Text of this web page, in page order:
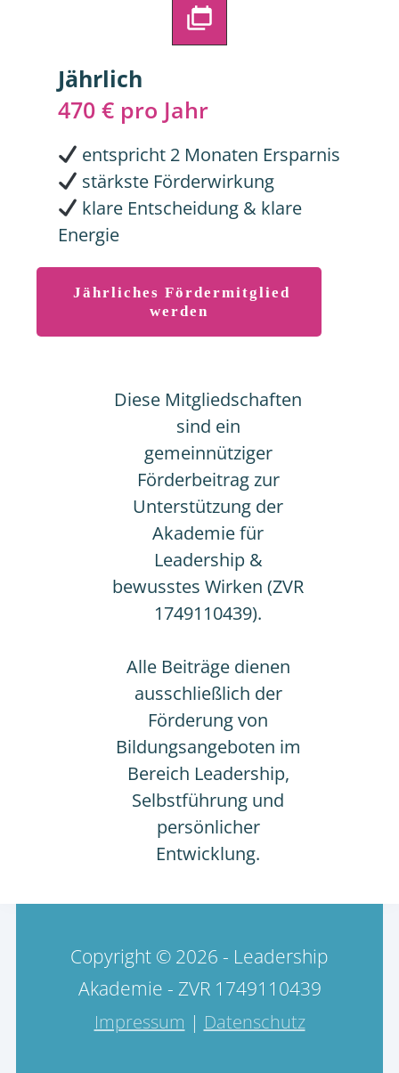
Jährlich
470 € pro Jahr
entspricht 2 Monaten Ersparnis
stärkste Förderwirkung
klare Entscheidung & klare
Energie
Jährliches Fördermitglied
werden
Diese Mitgliedschaften
sind ein
gemeinnütziger
Förderbeitrag zur
Unterstützung der
Akademie für
Leadership &
bewusstes Wirken (ZVR
1749110439).
Alle Beiträge dienen
ausschließlich der
Förderung von
Bildungsangeboten im
Bereich Leadership,
Selbstführung und
persönlicher
Entwicklung.
Copyright © 2026 - Leadership
Akademie - ZVR 1749110439
Impressum | Datenschutz